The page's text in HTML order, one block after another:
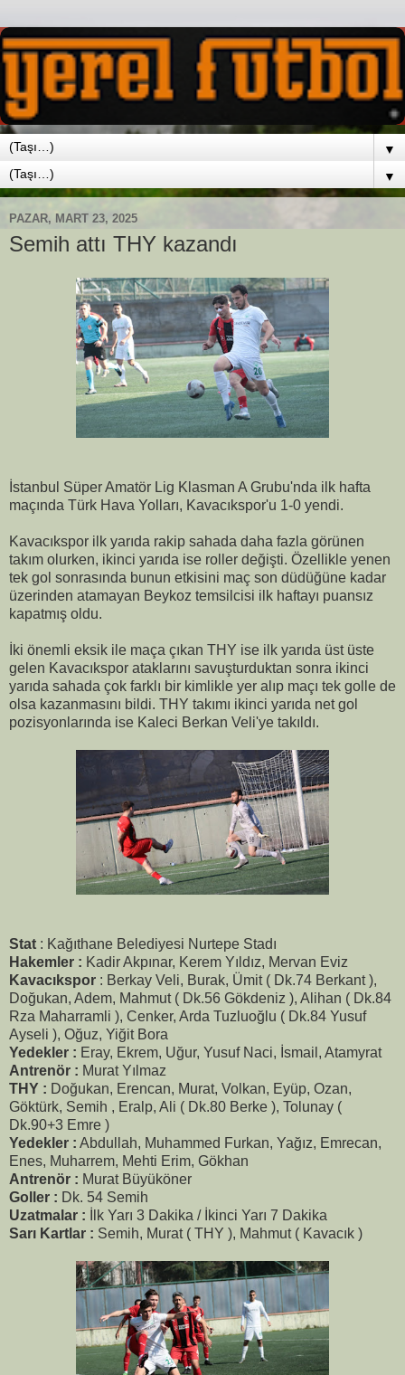
▼
▼
PAZAR, MART 23, 2025
Semih attı THY kazandı
İstanbul Süper Amatör Lig Klasman A Grubu'nda ilk hafta
maçında Türk Hava Yolları, Kavacıkspor'u 1-0 yendi.
Kavacıkspor ilk yarıda rakip sahada daha fazla görünen
takım olurken, ikinci yarıda ise roller değişti. Özellikle yenen
tek gol sonrasında bunun etkisini maç son düdüğüne kadar
üzerinden atamayan Beykoz temsilcisi ilk haftayı puansız
kapatmış oldu.
İki önemli eksik ile maça çıkan THY ise ilk yarıda üst üste
gelen Kavacıkspor ataklarını savuşturduktan sonra ikinci
yarıda sahada çok farklı bir kimlikle yer alıp maçı tek golle de
olsa kazanmasını bildi. THY takımı ikinci yarıda net gol
pozisyonlarında ise Kaleci Berkan Veli'ye takıldı.
Stat : Kağıthane Belediyesi Nurtepe Stadı
Hakemler : Kadir Akpınar, Kerem Yıldız, Mervan Eviz
Kavacıkspor : Berkay Veli, Burak, Ümit ( Dk.74 Berkant ),
Doğukan, Adem, Mahmut ( Dk.56 Gökdeniz ), Alihan ( Dk.84
Rza Maharramli ), Cenker, Arda Tuzluoğlu ( Dk.84 Yusuf
Ayseli ), Oğuz, Yiğit Bora
Yedekler : Eray, Ekrem, Uğur, Yusuf Naci, İsmail, Atamyrat
Antrenör : Murat Yılmaz
THY : Doğukan, Erencan, Murat, Volkan, Eyüp, Ozan,
Göktürk, Semih , Eralp, Ali ( Dk.80 Berke ), Tolunay (
Dk.90+3 Emre )
Yedekler : Abdullah, Muhammed Furkan, Yağız, Emrecan,
Enes, Muharrem, Mehti Erim, Gökhan
Antrenör : Murat Büyüköner
Goller : Dk. 54 Semih
Uzatmalar : İlk Yarı 3 Dakika / İkinci Yarı 7 Dakika
Sarı Kartlar : Semih, Murat ( THY ), Mahmut ( Kavacık )